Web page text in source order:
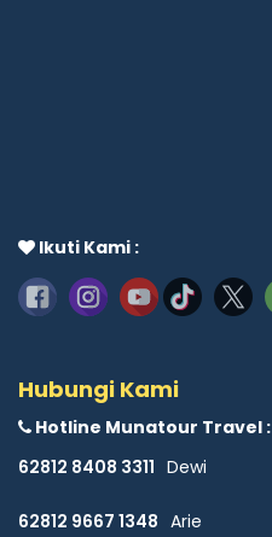
Ikuti Kami :
Hubungi Kami
Hotline Munatour Travel :
62812 8408 3311 Dewi
62812 9667 1348 Arie